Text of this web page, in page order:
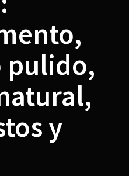
pulido,
y